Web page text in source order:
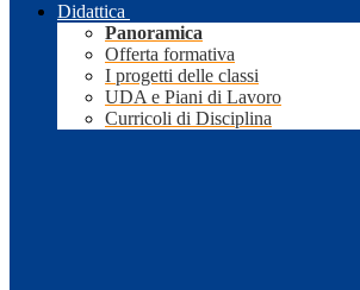
Didattica
Panoramica
Offerta formativa
I progetti delle classi
UDA e Piani di Lavoro
Curricoli di Disciplina